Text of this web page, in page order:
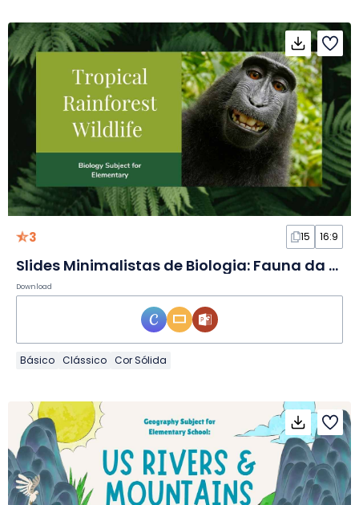
3 15 16:9
Slides Minimalistas de Biologia: Fauna da Floresta Tropical
Download
Básico Clássico Cor Sólida